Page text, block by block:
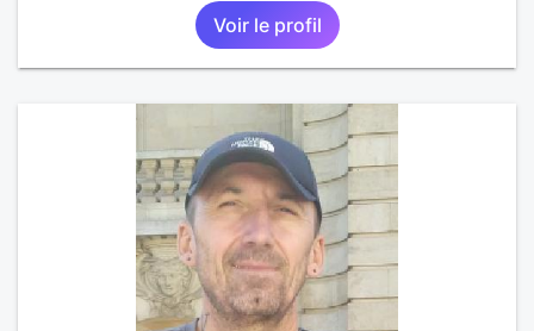
Voir le profil